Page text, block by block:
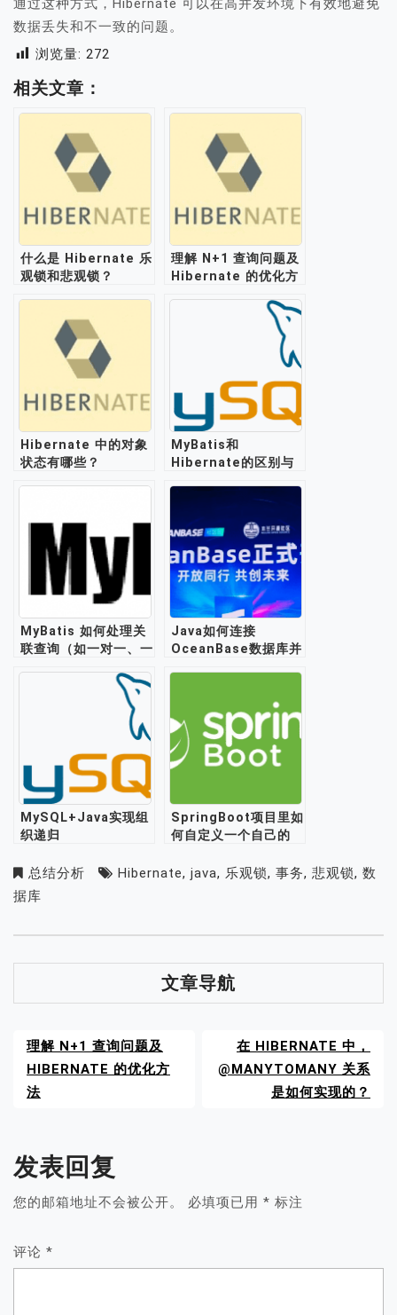
数据丢失和不一致的问题。
浏览量: 272
相关文章：
什么是 Hibernate 乐
观锁和悲观锁？
理解 N+1 查询问题及
Hibernate 的优化方
Hibernate 中的对象
状态有哪些？
MyBatis和
Hibernate的区别与
MyBatis 如何处理关
联查询（如一对一、一
Java如何连接
OceanBase数据库并
MySQL+Java实现组
织递归
SpringBoot项目里如
何自定义一个自己的
总结分析 Hibernate, java, 乐观锁, 事务, 悲观锁, 数
据库
文章导航
理解 N+1 查询问题及
HIBERNATE 的优化方
法
在 HIBERNATE 中，
@MANYTOMANY 关系
是如何实现的？
发表回复
您的邮箱地址不会被公开。 必填项已用 * 标注
评论 *